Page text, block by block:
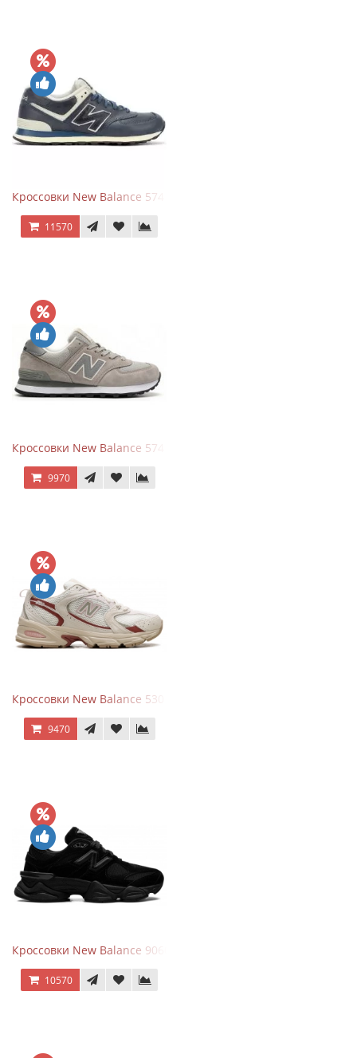
Кроссовки New Balance 574 Classic Blue White Leather
11570
Кроссовки New Balance 574 Silver Summer Fog
9970
Кроссовки New Balance 530 Festival Pack Clay
9470
Кроссовки New Balance 9060 Triple Black
10570